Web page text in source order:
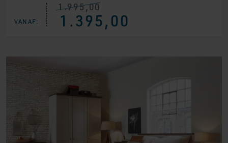
VANAF:
1.995,00
Oorspronkelijke
prijs
was:
1.395,00
Huidige
prijs